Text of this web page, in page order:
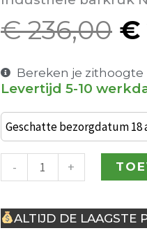
€236,00
€
€
Bereken je zithoogte
Levertijd 5-10
Geschatte bezorgdatum 18
-
van
2
Barkruk
Zwart
+
ALTIJD DE LAAGSTE